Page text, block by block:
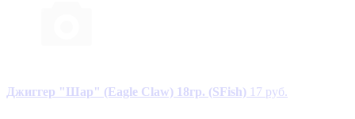
Джиггер "Шар" (Eagle Claw) 18гр. (SFish) 17 руб.